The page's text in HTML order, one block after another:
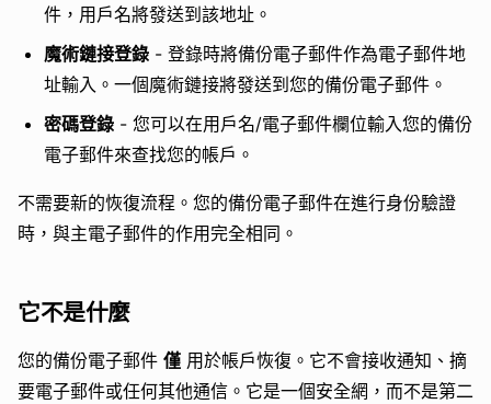
件，用戶名將發送到該地址。
魔術鏈接登錄 - 登錄時將備份電子郵件作為電子郵件地
址輸入。一個魔術鏈接將發送到您的備份電子郵件。
密碼登錄 - 您可以在用戶名/電子郵件欄位輸入您的備份
電子郵件來查找您的帳戶。
不需要新的恢復流程。您的備份電子郵件在進行身份驗證
時，與主電子郵件的作用完全相同。
它不是什麼
您的備份電子郵件 僅 用於帳戶恢復。它不會接收通知、摘
要電子郵件或任何其他通信。它是一個安全網，而不是第二